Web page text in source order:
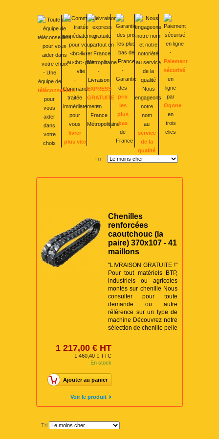
- Une
équipe de
téléconseillers
pour
vous
aider
dans
votre
choix
-
Commande
traitée
immédiatement
pour
vous
livrer
plus vite
-
Livraison
EXPRESS
GRATUITE
en
France
Métropolitaine
-
Garantie
des
prix
les
plus
bas
de
France
- Nous
engageons
notre
nom
au
service
de la
qualité
-
Paiement
sécurisé
en
ligne
par
Ogone
en
trois
clics
Tri
Chenilles
renforcées
caoutchouc (la
paire) 370x107 - 41
maillons
"LIVRAISON GRATUITE !"
Pour tout matériels BTP,
industriels ou agricoles
montés sur chenille Nous
consulter pour toute
demande ou autre
référence sur un type de
machine Découvrez notre
sélection de chenille pelle
1 217,00 € HT
1 460,40 € TTC
En stock
Ajouter au panier
Voir le produit
Tri